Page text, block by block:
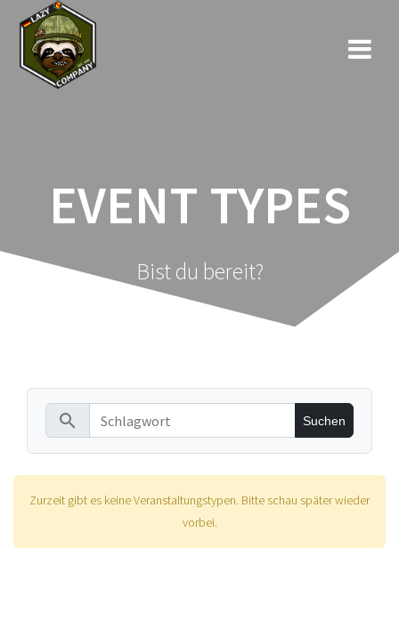
EVENT TYPES
Bist du bereit?
search
Zurzeit gibt es keine Veranstaltungstypen. Bitte schau später wieder
vorbei.